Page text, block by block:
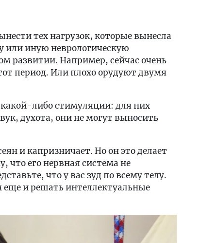
тех нагрузок, которые вынесла
или иную неврологическую
развитии. Например, сейчас очень
период. Или плохо орудуют двумя
либо стимуляции: для них
духота, они не могут выносить
и капризничает. Но он это делает
что его нервная система не
что у вас зуд по всему телу.
еще и решать интеллектуальные